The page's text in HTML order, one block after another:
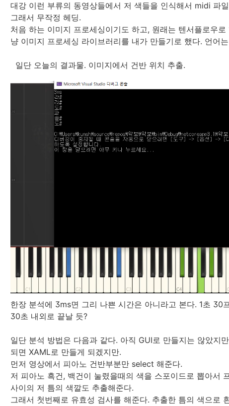
대강 이런 부류의 동영상들에서 저 색들을 인식해서 midi 파
그래서 무작정 헤딩.
처음 하는 이미지 프로세싱이기도 하고, 원래는 텐서플로우
냥 이미지 프로세싱 라이브러리를 내가 만들기로 했다. 언어
일단 오늘의 결과물. 이미지에서 건반 위치 추출.
한장 분석에 3ms면 그리 나쁜 시간은 아니라고 본다. 1초 30
30초 내외로 끝날 듯?
일단 분석 방법은 다음과 같다. 아직 GUI로 만들지는 않았지
되면 XAML로 만들게 되겠지만.
먼저 영상에서 피아노 건반부분만 select 해준다.
저 피아노 흑건, 백건이 눌렸을때의 색을 스포이드로 뽑아서
사이의 저 틈의 색깔도 추출해준다.
그래서 첫번째로 유효성 검사를 해준다. 추출한 틈의 색으로